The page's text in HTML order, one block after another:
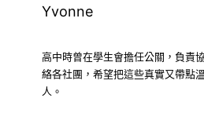
Yvonne
高中時曾在學生會擔任公關，負責
絡各社團，希望把這些真實又帶點
人。